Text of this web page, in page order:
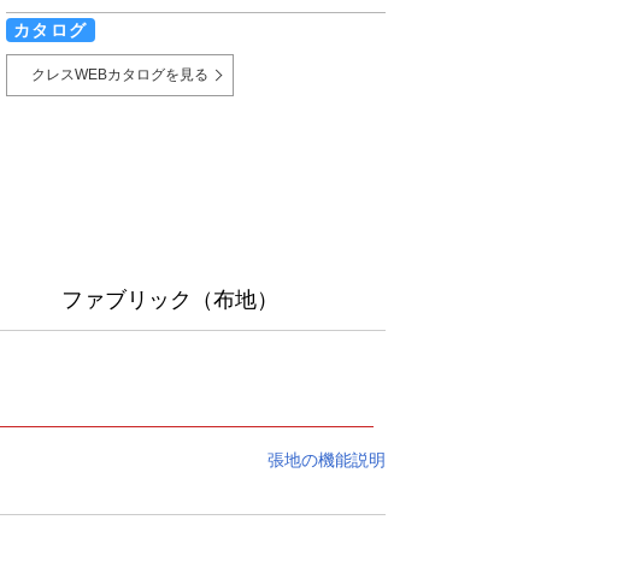
カタログ
クレスWEBカタログを見る